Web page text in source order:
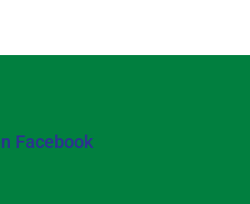
Facebook